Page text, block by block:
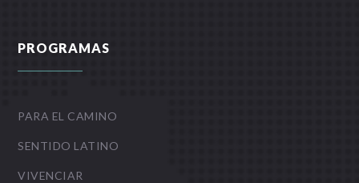
PROGRAMAS
PARA EL CAMINO
SENTIDO LATINO
VIVENCIAR